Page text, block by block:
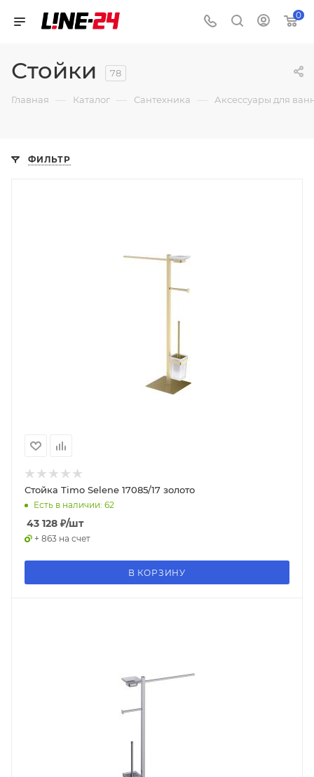
0
Стойки 78
Главная — Каталог — Сантехника — Аксессуары для
ФИЛЬТР
Стойка Timo Selene 17085/17 золото
Есть в наличии: 62
43 128 ₽/шт
+ 863 на счет
В КОРЗИНУ